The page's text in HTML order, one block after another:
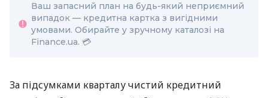
Ваш запасний план на будь-який неприємний
випадок — кредитна картка з вигідними
умовами. Обирайте у зручному каталозі на
Finance.ua. 💳
За підсумками кварталу чистий кредитний